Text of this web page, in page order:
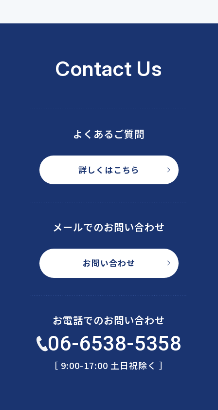
Contact Us
よくあるご質問
詳しくはこちら
メールでのお問い合わせ
お問い合わせ
お電話でのお問い合わせ
06-6538-5358
［ 9:00-17:00 土日祝除く ］